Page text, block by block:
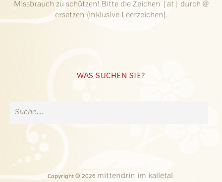
Missbrauch zu schützen! Bitte die Zeichen |at| durch @
ersetzen (inklusive Leerzeichen).
WAS SUCHEN SIE?
Copyright © 2026 mittendrin im kalletal